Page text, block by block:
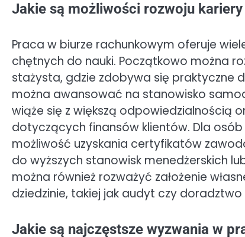
Jakie są możliwości rozwoju
Praca w biurze rachunkowym oferuje
chętnych do nauki. Początkowo można
stażysta, gdzie zdobywa się praktyczne
można awansować na stanowisko
wiąże się z większą odpowiedzialnością
dotyczących finansów klientów. Dla
możliwość uzyskania certyfikatów
do wyższych stanowisk menedżerskich
można również rozważyć założenie
dziedzinie, takiej jak audyt czy
Jakie są najczęstsze wyzwania w